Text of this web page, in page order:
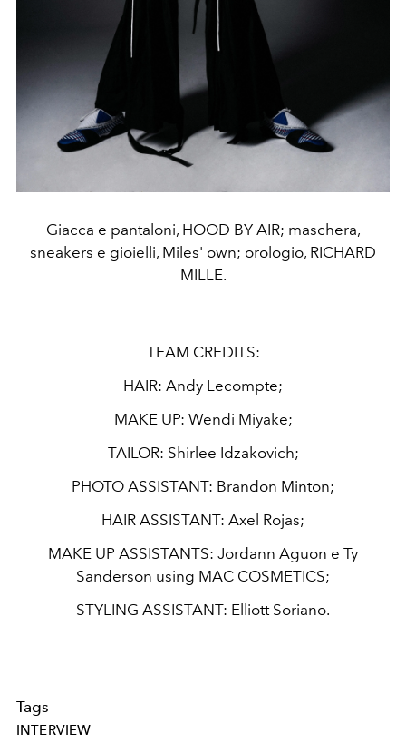
Giacca e pantaloni, HOOD BY AIR; maschera,
sneakers e gioielli, Miles' own; orologio, RICHARD
MILLE.
TEAM CREDITS:
HAIR: Andy Lecompte;
MAKE UP: Wendi Miyake;
TAILOR: Shirlee Idzakovich;
PHOTO ASSISTANT: Brandon Minton;
HAIR ASSISTANT: Axel Rojas;
MAKE UP ASSISTANTS: Jordann Aguon e Ty
Sanderson using MAC COSMETICS;
STYLING ASSISTANT: Elliott Soriano.
Tags
INTERVIEW